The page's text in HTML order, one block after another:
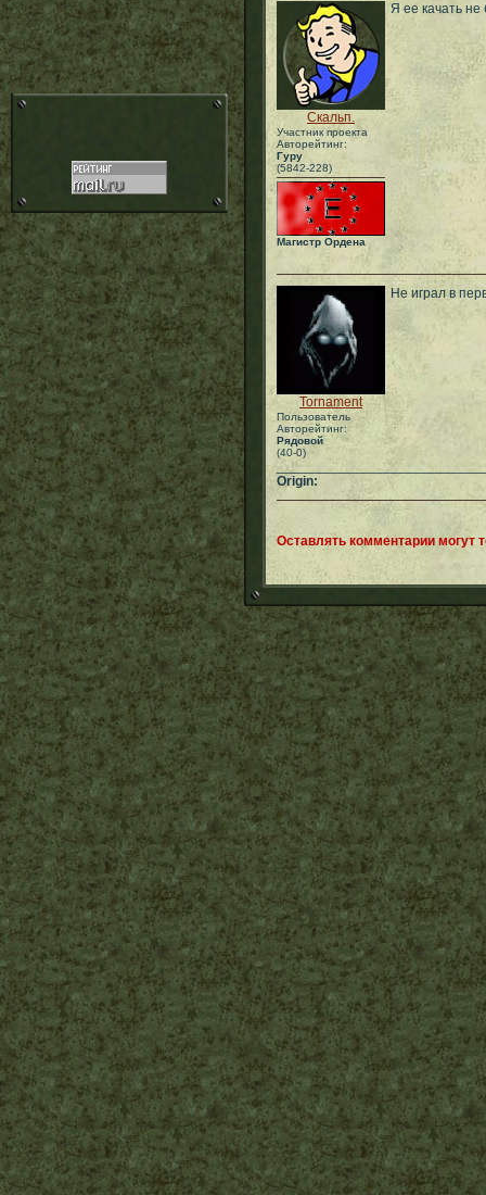
Скальп.
Участник проекта
Авторейтинг:
Гуру
(5842-228)
Магистр Ордена
Я ее качать не
Tornament
Пользователь
Авторейтинг:
Рядовой
(40-0)
Не играл в
Origin:
Оставлять комментарии могут